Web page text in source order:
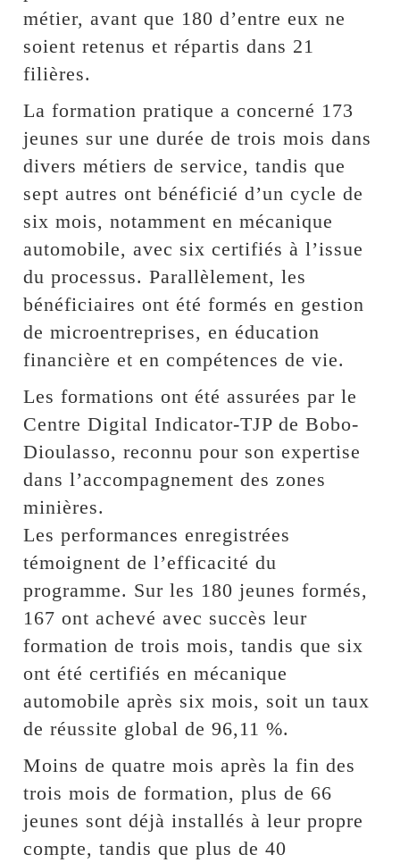
métier, avant que 180 d’entre eux ne
soient retenus et répartis dans 21
filières.
La formation pratique a concerné 173
jeunes sur une durée de trois mois dans
divers métiers de service, tandis que
sept autres ont bénéficié d’un cycle de
six mois, notamment en mécanique
automobile, avec six certifiés à l’issue
du processus. Parallèlement, les
bénéficiaires ont été formés en gestion
de microentreprises, en éducation
financière et en compétences de vie.
Les formations ont été assurées par le
Centre Digital Indicator-TJP de Bobo-
Dioulasso, reconnu pour son expertise
dans l’accompagnement des zones
minières.
Les performances enregistrées
témoignent de l’efficacité du
programme. Sur les 180 jeunes formés,
167 ont achevé avec succès leur
formation de trois mois, tandis que six
ont été certifiés en mécanique
automobile après six mois, soit un taux
de réussite global de 96,11 %.
Moins de quatre mois après la fin des
trois mois de formation, plus de 66
jeunes sont déjà installés à leur propre
compte, tandis que plus de 40